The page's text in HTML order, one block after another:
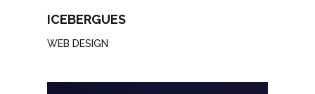
ICEBERGUES
WEB DESIGN